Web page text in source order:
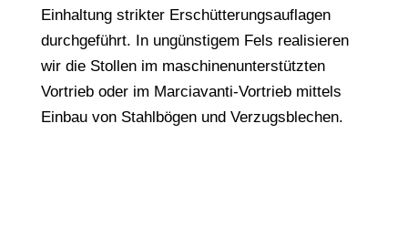
Einhaltung strikter Erschütterungsauflagen
durchgeführt. In ungünstigem Fels realisieren
wir die Stollen im maschinenunterstützten
Vortrieb oder im Marciavanti-Vortrieb mittels
Einbau von Stahlbögen und Verzugsblechen.